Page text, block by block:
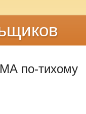
по-тихому